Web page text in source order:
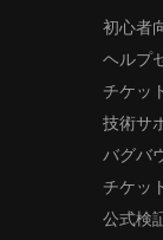
初心者
ヘルプ
チケッ
技術サ
バグバ
チケッ
公式検